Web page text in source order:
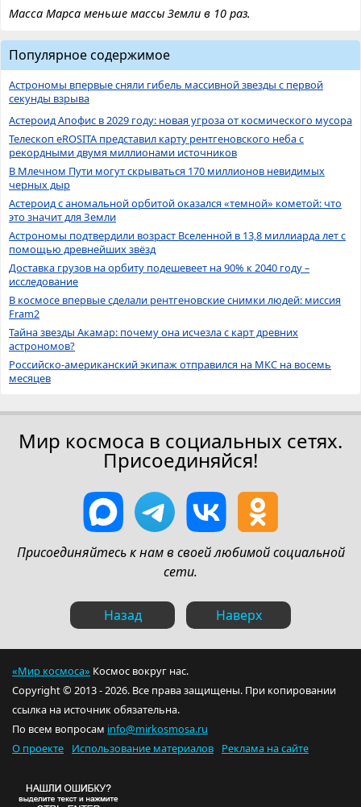
Масса Марса меньше массы Земли в 10 раз.
Популярное содержимое
Астрономы впервые сняли гибель массивной звезды с первой
секунды взрыва
Астероид Апофис в 2029 году: новая угроза от космического мусора
Телескоп eROSITA представил карту рентгеновского неба с
рекордными двумя миллионами источников
В Млечном Пути могут скрываться 170 миллионов невидимых
черных дыр
Астероид с аномальной орбитой оказался «темной» кометой: что
это значит для Земли
Астрономы подтвердили возраст Вселенной в 13,8 миллиарда лет с
помощью древнейших звёзд
Доставка грузов на орбиту подешевеет на 90% к 2040 году –
исследование
В космосе впервые сделали рентгеновские снимки людей: миссия
Fram2
Тайна звезды Акамар: почему она исчезла с карт древних
астрономов?
Российско-американский экипаж отправился на МКС на восемь
месяцев
Мир космоса в социальных сетях.
Присоединяйся!
Присоединяйтесь к нам в своей любимой социальной
сети.
Назад Наверх
«Мир космоса» Космос вокруг нас.
Copyright © 2013 - 2026. Все права защищены. При копировании
ссылка на источник обязательна.
По всем вопросам info@mirkosmosa.ru
О проекте
Использование материалов Реклама на сайте